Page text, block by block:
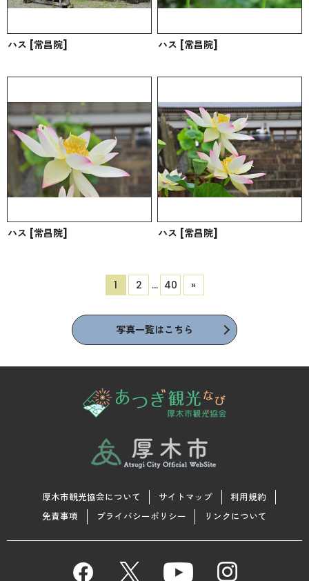
ハス [常昌院] ハス [常昌院]
ハス [常昌院] ハス [常昌院]
1 2 … 40 »
写真一覧はこちら
厚木市観光協会について サイトマップ
利用規約
免責事項
プライバシーポリシー リンクについて